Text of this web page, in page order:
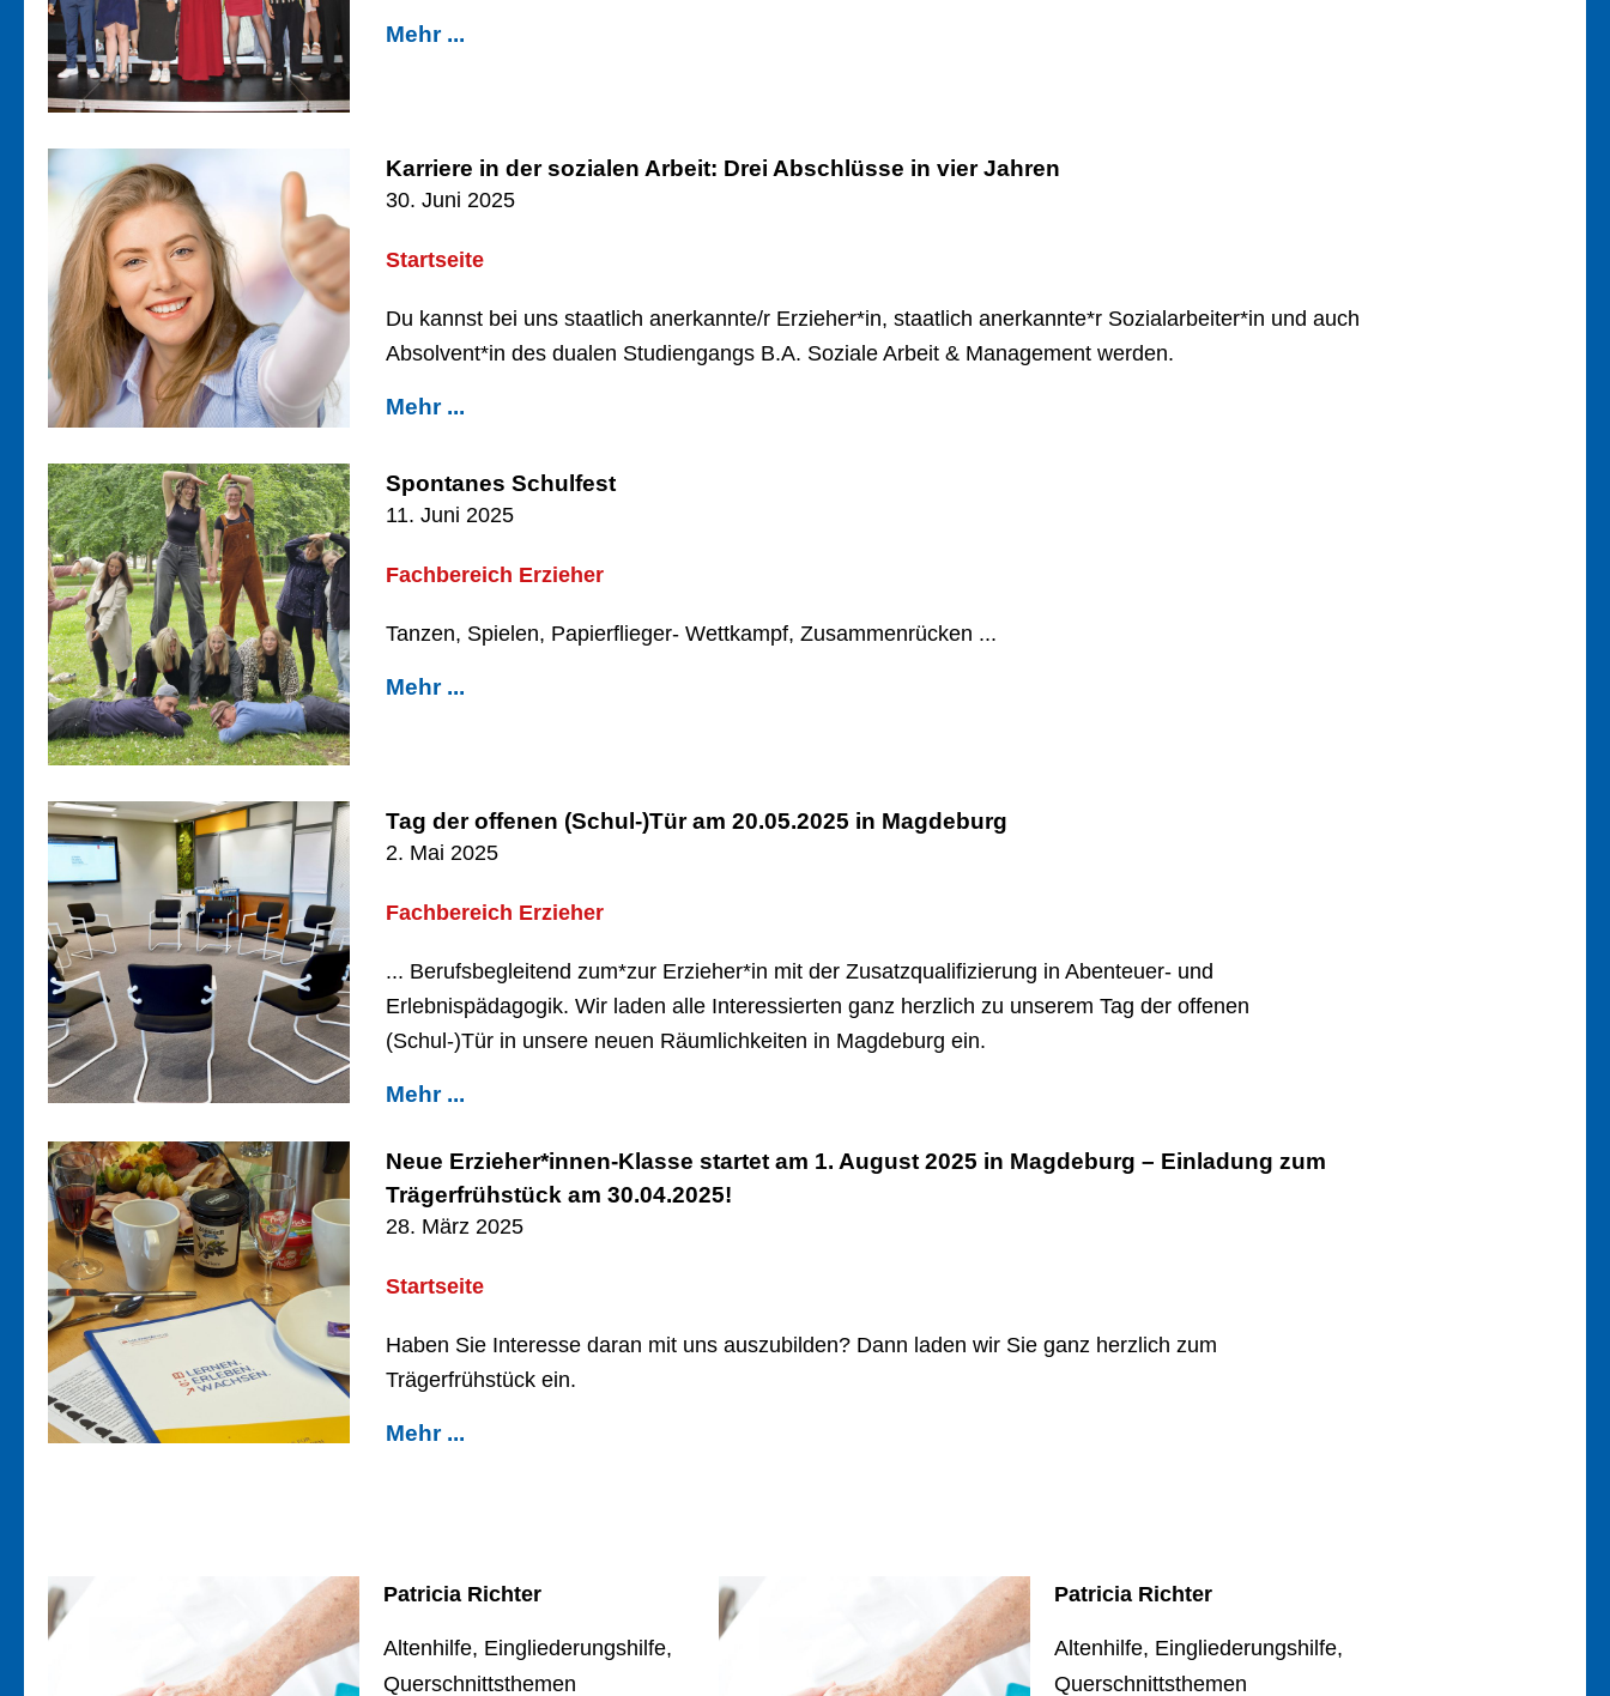
Mehr ...
Karriere in der sozialen Arbeit: Drei Abschlüsse in vier Jahren
30. Juni 2025
Startseite
Du kannst bei uns staatlich anerkannte/r Erzieher*in, staatlich anerkannte*r Sozialarbeiter*in und auch
Absolvent*in des dualen Studiengangs B.A. Soziale Arbeit & Management werden.
Mehr ...
Spontanes Schulfest
11. Juni 2025
Fachbereich Erzieher
Tanzen, Spielen, Papierflieger- Wettkampf, Zusammenrücken ...
Mehr ...
Tag der offenen (Schul-)Tür am 20.05.2025 in Magdeburg
2. Mai 2025
Fachbereich Erzieher
... Berufsbegleitend zum*zur Erzieher*in mit der Zusatzqualifizierung in Abenteuer- und
Erlebnispädagogik. Wir laden alle Interessierten ganz herzlich zu unserem Tag der offenen
(Schul-)Tür in unsere neuen Räumlichkeiten in Magdeburg ein.
Mehr ...
Neue Erzieher*innen-Klasse startet am 1. August 2025 in Magdeburg – Einladung zum
Trägerfrühstück am 30.04.2025!
28. März 2025
Startseite
Haben Sie Interesse daran mit uns auszubilden? Dann laden wir Sie ganz herzlich zum
Trägerfrühstück ein.
Mehr ...
Patricia Richter
Altenhilfe, Eingliederungshilfe,
Querschnittsthemen
Patricia Richter
Altenhilfe, Eingliederungshilfe,
Querschnittsthemen